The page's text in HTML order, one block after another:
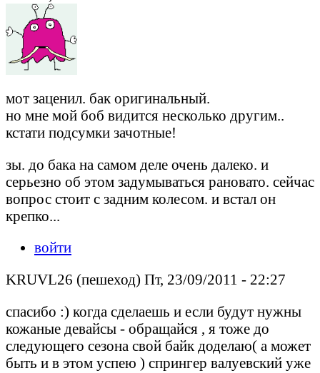
мот заценил. бак оригинальный.
но мне мой боб видится несколько другим..
кстати подсумки зачотные!
зы. до бака на самом деле очень далеко. и
серьезно об этом задумываться рановато. сейчас
вопрос стоит с задним колесом. и встал он
крепко...
войти
KRUVL26 (пешеход) Пт, 23/09/2011 - 22:27
спасибо :) когда сделаешь и если будут нужны
кожаные девайсы - обращайся , я тоже до
следующего сезона свой байк доделаю( а может
быть и в этом успею ) спрингер валуевский уже